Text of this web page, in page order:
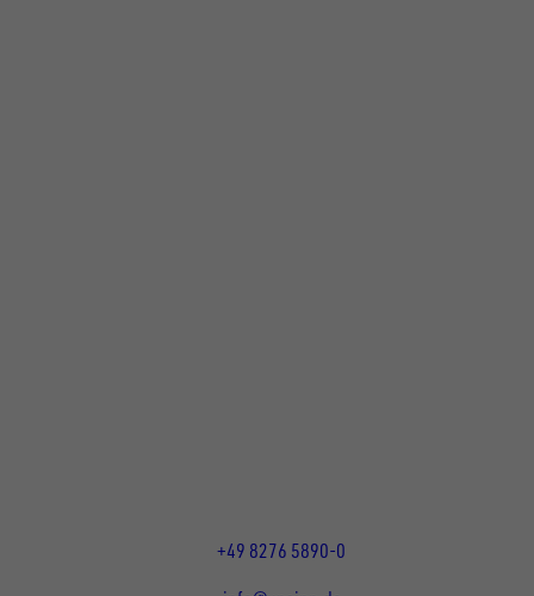
+49 8276 5890-0